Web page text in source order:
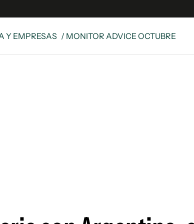
Y EMPRESAS / MONITOR ADVICE OCTUBRE